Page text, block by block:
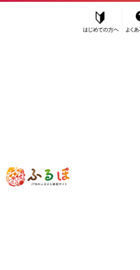
ふるぽ JTBのふる
”その他文房具” 福岡
品一覧